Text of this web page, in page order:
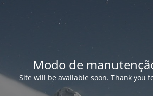
Modo de
Site will be available soon. Thank you